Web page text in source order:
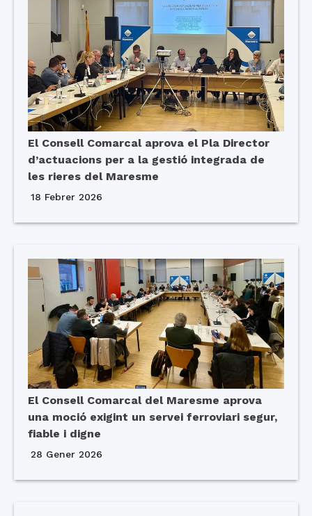
El Consell Comarcal aprova el Pla Director
d’actuacions per a la gestió integrada de
les rieres del Maresme
18 Febrer 2026
El Consell Comarcal del Maresme aprova
una moció exigint un servei ferroviari segur,
fiable i digne
28 Gener 2026